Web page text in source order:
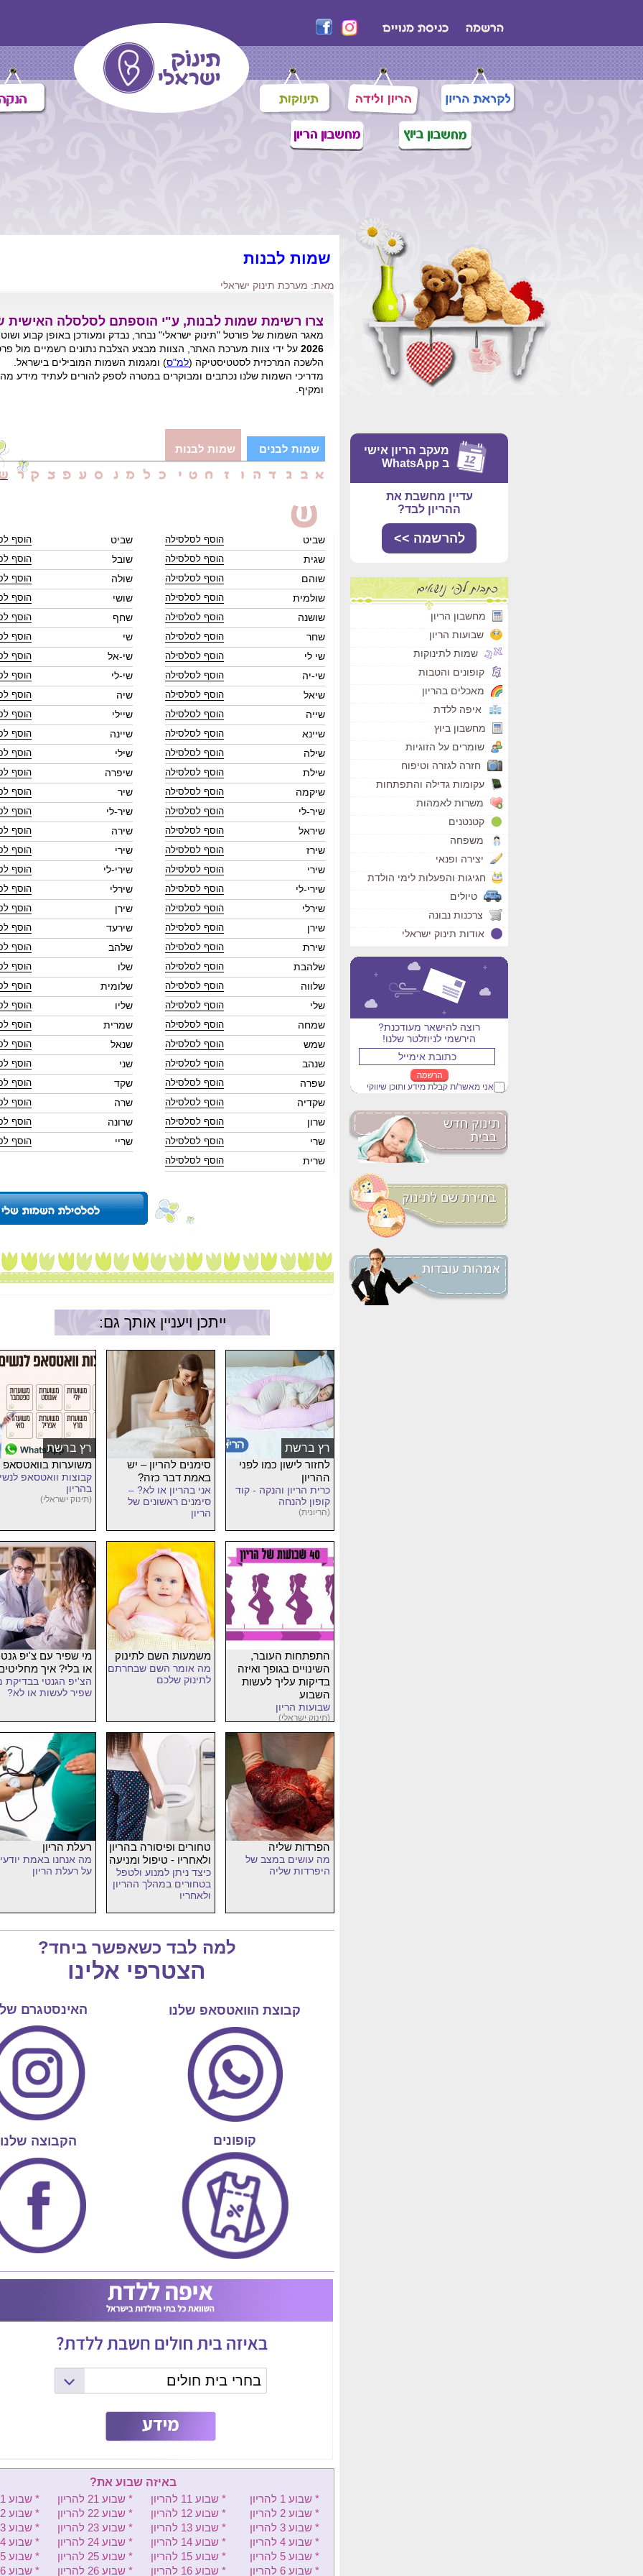
מעקב הריון אישי
ב WhatsApp
עדיין מחשבת את
ההריון לבד?
להרשמה >>
מחשבון הריון
שבועות הריון
שמות לתינוקות
קופונים והטבות
מאכלים בהריון
איפה ללדת
מחשבון ביוץ
שומרים על הזוגיות
חזרה לגזרה וטיפוח
עקומות גדילה והתפתחות
משרות לאמהות
קטנטנים
משפחה
יצירה ופנאי
חגיגות והפעלות לימי הולדת
טיולים
צרכנות נבונה
אודות תינוק ישראלי
רוצה להישאר מעודכנת?
הירשמי לניוזלטר שלנו!
אני מאשר/ת קבלת מידע ותוכן שיווקי
שמות לבנות
מאת: מערכת תינוק ישראלי
צרו רשימת שמות לבנות, ע"י הוספתם לסלסלה האישית
מאגר השמות של פורטל "תינוק ישראלי" נבחר, נבדק ומעודכן באופן קבוע
2026 על ידי צוות מערכת האתר, הצוות מבצע הצלבת נתונים רשמיים מול
הלשכה המרכזית לסטטיסטיקה (למ"ס) ומגמות השמות המובילים בישראל.
מדריכי השמות שלנו נכתבים ומבוקרים במטרה לספק להורים לעתיד מידע
ומקיף.
שמות לבנים שמות לבנות
שביט
שביט
שגית
שובל
שוהם
שולה
שולמית
שושי
שושנה
שחף
שחר
שי
שי לי
שי-אל
שי-יה
שי-לי
שיאל
שיה
שייה
שיילי
שיינא
שיינה
שילה
שילי
שילת
שיפרה
שיקמה
שיר
שיר-לי
שיר-לי
שיראל
שירה
שירז
שירי
שירי
שירי-לי
שירי-לי
שירלי
שירלי
שירן
שירן
שירעד
שירת
שלהב
שלהבת
שלו
שלווה
שלומית
שלי
שליו
שמחה
שמרית
שמש
שנאל
שנהב
שני
שפרה
שקד
שקדיה
שרה
שרון
שרונה
שרי
שריי
שרית
ייתכן ויעניין אותך גם:
רץ ברשת
לחזור לישון כמו לפני
ההריון
כרית הריון והנקה - קוד
קופון להנחה
(הריונית)
סימנים להריון – יש
באמת דבר כזה?
אני בהריון או לא? –
סימנים ראשונים של
הריון
רץ ברשת
משוערות בוואטסאפ
קבוצות וואטסאפ
בהריון
(תינוק ישראלי)
התפתחות העובר,
השינויים בגופך ואיזה
בדיקות עליך לעשות
השבוע
שבועות הריון
(תינוק ישראלי)
משמעות השם לתינוק
מה אומר השם שבחרתם
לתינוק שלכם
מי שפיר עם צ'יפ
או בלי? איך
הצ'יפ הגנטי בבדיקת
שפיר לעשות או לא?
הפרדות שליה
מה עושים במצב של
היפרדות שליה
טחורים ופיסורה בהריון
ולאחריו - טיפול ומניעה
כיצד ניתן למנוע ולטפל
בטחורים במהלך ההריון
ולאחריו
רעלת הריון
מה אנחנו באמת
על רעלת הריון
למה לבד כשאפשר ביחד?
הצטרפי אלינו
קבוצת הוואטסאפ שלנו האינסטגרם
קופונים הקבוצה שלנו
בחרי בית חולים
ליס (איכילוב) - יולדות
וולפסון - יולדות
בילינסון - יולדות
העמק - יולדות
שיבא - יולדות
מעייני הישועה - יולדות
באיזה שבוע את?
* שבוע 1 להריון
* שבוע 2 להריון
* שבוע 3 להריון
* שבוע 4 להריון
* שבוע 5 להריון
* שבוע 6 להריון
* שבוע 11 להריון
* שבוע 12 להריון
* שבוע 13 להריון
* שבוע 14 להריון
* שבוע 15 להריון
* שבוע 16 להריון
* שבוע 21 להריון
* שבוע 22 להריון
* שבוע 23 להריון
* שבוע 24 להריון
* שבוע 25 להריון
* שבוע 26 להריון
* שבוע 31 להריון
* שבוע 32 להריון
* שבוע 33 להריון
* שבוע 34 להריון
* שבוע 35 להריון
* שבוע 36 להריון